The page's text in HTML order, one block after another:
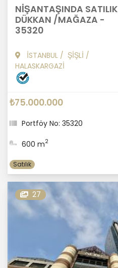
NİŞANTAŞINDA SATILIK
DÜKKAN /MAĞAZA -
35320
İSTANBUL / ŞİŞLİ /
HALASKARGAZİ
₺75.000.000
Portföy No: 35320
600 m2
Satılık
27